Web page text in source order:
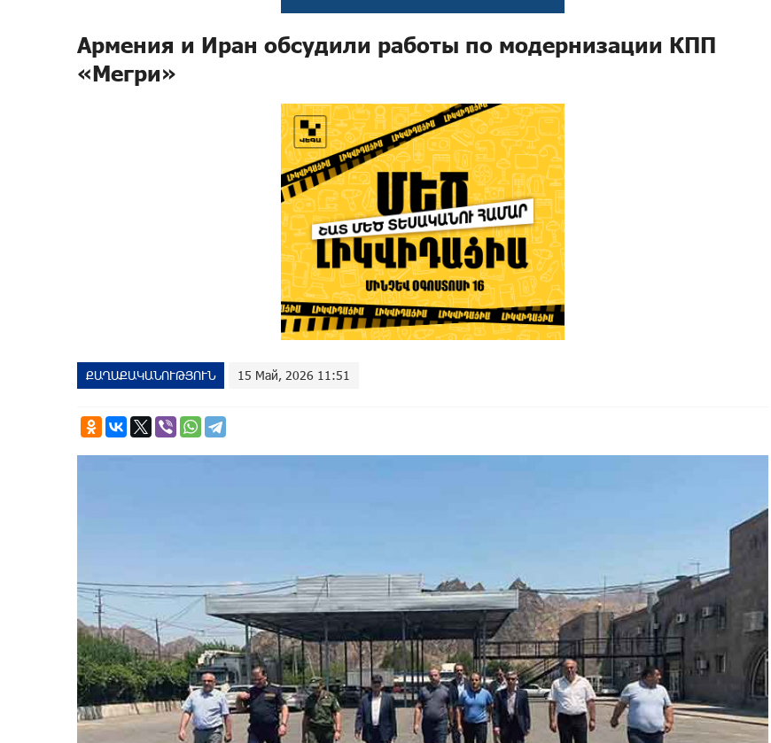
Армения и Иран обсудили работы по модернизации КПП
«Мегри»
ՔԱՂԱՔԱԿԱՆՈՒԹՅՈՒՆ 15 Май, 2026 11:51